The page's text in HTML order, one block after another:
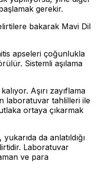
gerekir.
bakarak Mavi Dil
apseleri çoğunlukla
Sistemli aşılama
Aşırı zayıflama
laboratuvar tahlilleri ile
ortaya çıkarmak
da anlatıldığı
Laboratuvar
ve para